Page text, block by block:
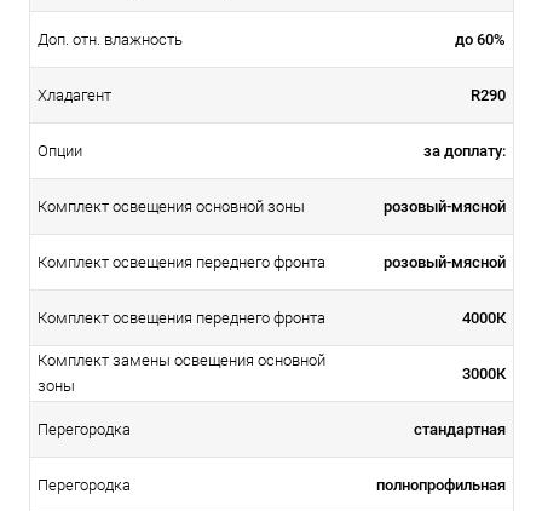
Доп. отн. влажность до 60%
Хладагент R290
Опции за доплату:
Комплект освещения основной зоны розовый-мясной
Комплект освещения переднего фронта розовый-мясной
Комплект освещения переднего фронта 4000К
Комплект замены освещения основной
зоны
3000К
Перегородка стандартная
Перегородка полнопрофильная